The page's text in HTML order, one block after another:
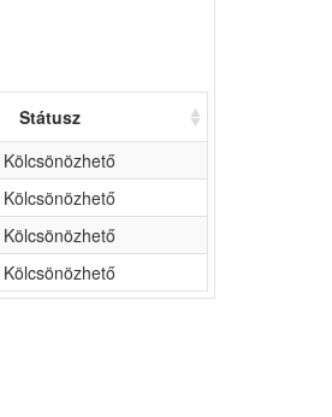
Státusz
Kölcsönözhető
Kölcsönözhető
Kölcsönözhető
Kölcsönözhető